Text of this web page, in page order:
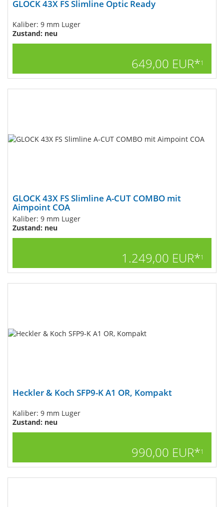
GLOCK 43X FS Slimline Optic Ready
Kaliber: 9 mm Luger
Zustand: neu
649,00 EUR*1
GLOCK 43X FS Slimline A-CUT COMBO mit
Aimpoint COA
Kaliber: 9 mm Luger
Zustand: neu
1.249,00 EUR*1
Heckler & Koch SFP9-K A1 OR, Kompakt
Kaliber: 9 mm Luger
Zustand: neu
990,00 EUR*1